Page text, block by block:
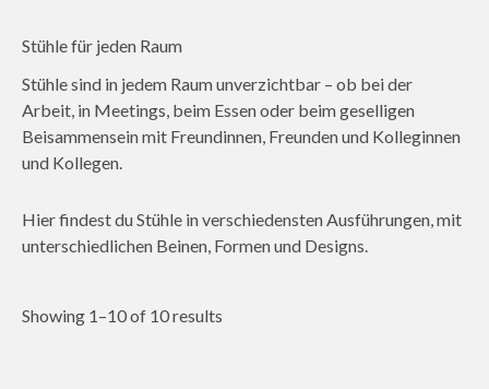
Stühle für jeden Raum
Stühle sind in jedem Raum unverzichtbar – ob bei der
Arbeit, in Meetings, beim Essen oder beim geselligen
Beisammensein mit Freundinnen, Freunden und Kolleginnen
und Kollegen.
Hier findest du Stühle in verschiedensten Ausführungen, mit
unterschiedlichen Beinen, Formen und Designs.
Showing 1–10 of 10 results